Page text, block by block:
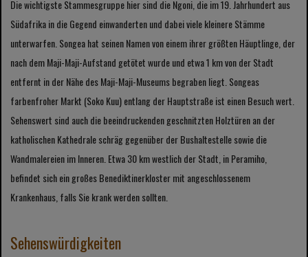
Die wichtigste Stammesgruppe hier sind die Ngoni, die im 19. Jahrhundert aus
Südafrika in die Gegend einwanderten und dabei viele kleinere Stämme
unterwarfen. Songea hat seinen Namen von einem ihrer größten Häuptlinge, der
nach dem Maji-Maji-Aufstand getötet wurde und etwa 1 km von der Stadt
entfernt in der Nähe des Maji-Maji-Museums begraben liegt. Songeas
farbenfroher Markt (Soko Kuu) entlang der Hauptstraße ist einen Besuch wert.
Sehenswert sind auch die beeindruckenden geschnitzten Holztüren an der
katholischen Kathedrale schräg gegenüber der Bushaltestelle sowie die
Wandmalereien im Inneren. Etwa 30 km westlich der Stadt, in Peramiho,
befindet sich ein großes Benediktinerkloster mit angeschlossenem
Krankenhaus, falls Sie krank werden sollten.
Sehenswürdigkeiten